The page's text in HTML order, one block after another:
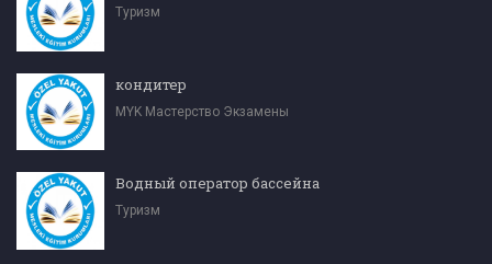
Туризм
кондитер
MYK Мастерство Экзамены
Водный оператор бассейна
Туризм